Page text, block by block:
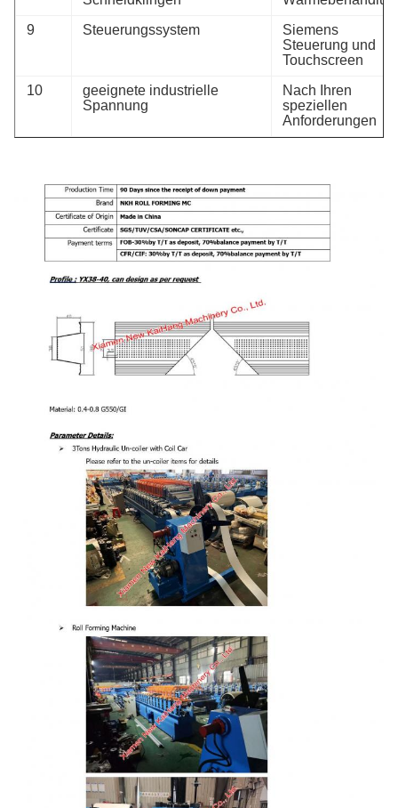
9
Steuerungssystem
Siemens
Steuerung und
Touchscreen
10
geeignete industrielle
Spannung
Nach Ihren
speziellen
Anforderungen